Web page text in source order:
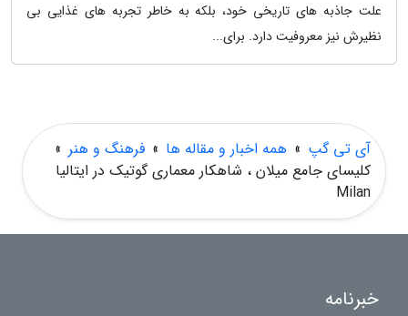
علت جاذبه های تاریخی خود، بلکه به خاطر تجربه های غذایی بی
نظیرش نیز معروفیت دارد. برای...
آی تی گپ » همه اخبار و مقاله ها » فرهنگ و هنر »
کلیسای جامع میلان ، شاهکار معماری گوتیک در ایتالیا
Milan
خبرنامه